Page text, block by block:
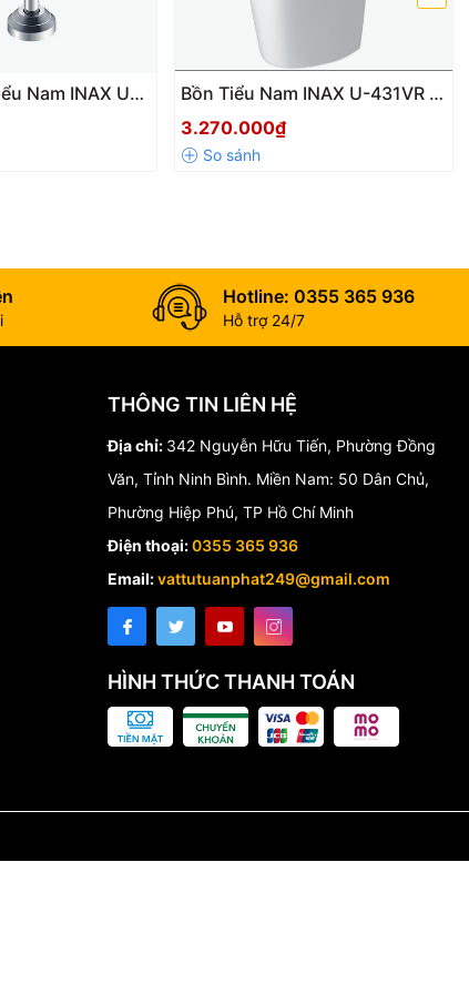
4560VA!
Nam INAX UF-
– Tiết Kiệm
Công Nghệ
Bồn Tiểu Nam INAX U-431VR –
Thiết Kế Treo Tường Hiện Đại,
Xả Sạch Hiệu Quả
3.270.000₫
Hotline: 0355 365 936
Hỗ trợ 24/7
THÔNG TIN LIÊN HỆ
Địa chỉ: 342 Nguyễn Hữu Tiến, Phường Đồng
Văn, Tỉnh Ninh Bình. Miền Nam: 50 Dân Chủ,
Phường Hiệp Phú, TP Hồ Chí Minh
Điện thoại:0355 365 936
Email:vattutuanphat249@gmail.com
HÌNH THỨC THANH TOÁN